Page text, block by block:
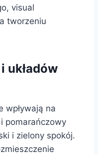
visual
tworzeniu
układów
wpływają na
pomarańczowy
i zielony spokój.